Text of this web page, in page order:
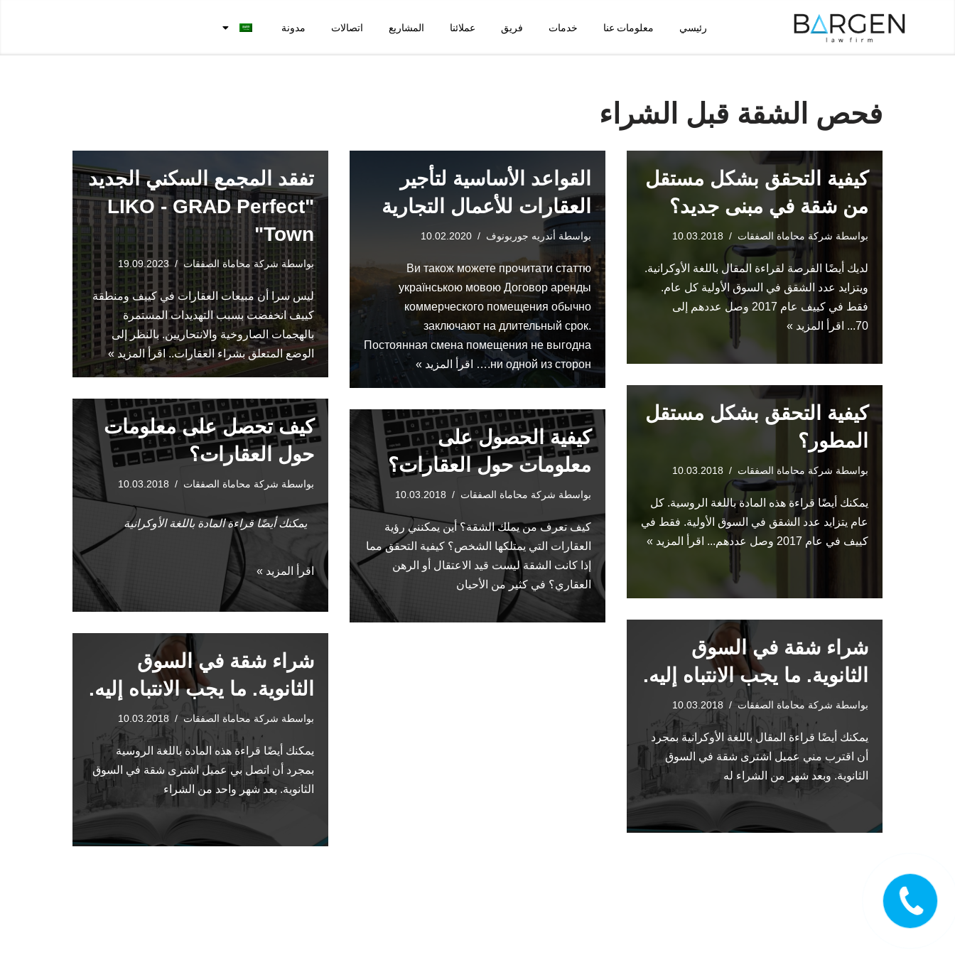
رئيسي معلومات عنا خدمات فريق عملائنا المشاريع اتصالات مدونة
فحص الشقة قبل الشراء
تفقد المجمع السكني الجديد
"LIKO - GRAD Perfect
Town"
بواسطة شركة محاماة الصفقات 19.09.2023
ليس سرا أن مبيعات العقارات في كييف ومنطقة
كييف انخفضت بسبب التهديدات المستمرة
بالهجمات الصاروخية والانتحاريين. بالنظر إلى
الوضع المتعلق بشراء العقارات.. اقرأ المزيد »
القواعد الأساسية لتأجير
العقارات للأعمال التجارية
بواسطة أندريه جوربونوف 10.02.2020
Ви також можете прочитати статтю
українською мовою Договор аренды
коммерческого помещения обычно
заключают на длительный срок.
Постоянная смена помещения не выгодна
ни одной из сторон.…
اقرأ المزيد »
كيفية التحقق بشكل مستقل
من شقة في مبنى جديد؟
بواسطة شركة محاماة الصفقات 10.03.2018
لديك أيضًا الفرصة لقراءة المقال باللغة الأوكرانية.
ويتزايد عدد الشقق في السوق الأولية كل عام.
فقط في كييف عام 2017 وصل عددهم إلى
70...
اقرأ المزيد »
كيفية التحقق بشكل مستقل
المطور؟
بواسطة شركة محاماة الصفقات 10.03.2018
يمكنك أيضًا قراءة هذه المادة باللغة الروسية. كل
عام يتزايد عدد الشقق في السوق الأولية. فقط في
كييف في عام 2017 وصل عددهم...
اقرأ المزيد »
كيف تحصل على معلومات
حول العقارات؟
بواسطة شركة محاماة الصفقات 10.03.2018
يمكنك أيضًا قراءة المادة باللغة الأوكرانية
اقرأ المزيد »
كيفية الحصول على
معلومات حول العقارات؟
بواسطة شركة محاماة الصفقات 10.03.2018
كيف تعرف من يملك الشقة؟ أين يمكنني رؤية
العقارات التي يمتلكها الشخص؟ كيفية التحقق مما
إذا كانت الشقة ليست قيد الاعتقال أو الرهن
العقاري؟ في كثير من الأحيان
شراء شقة في السوق
الثانوية. ما يجب الانتباه إليه.
بواسطة شركة محاماة الصفقات 10.03.2018
يمكنك أيضًا قراءة المقال باللغة الأوكرانية بمجرد
أن اقترب مني عميل اشترى شقة في السوق
الثانوية. وبعد شهر من الشراء له
شراء شقة في السوق
الثانوية. ما يجب الانتباه إليه.
بواسطة شركة محاماة الصفقات 10.03.2018
يمكنك أيضًا قراءة هذه المادة باللغة الروسية
بمجرد أن اتصل بي عميل اشترى شقة في السوق
الثانوية. بعد شهر واحد من الشراء
اتصل الآن